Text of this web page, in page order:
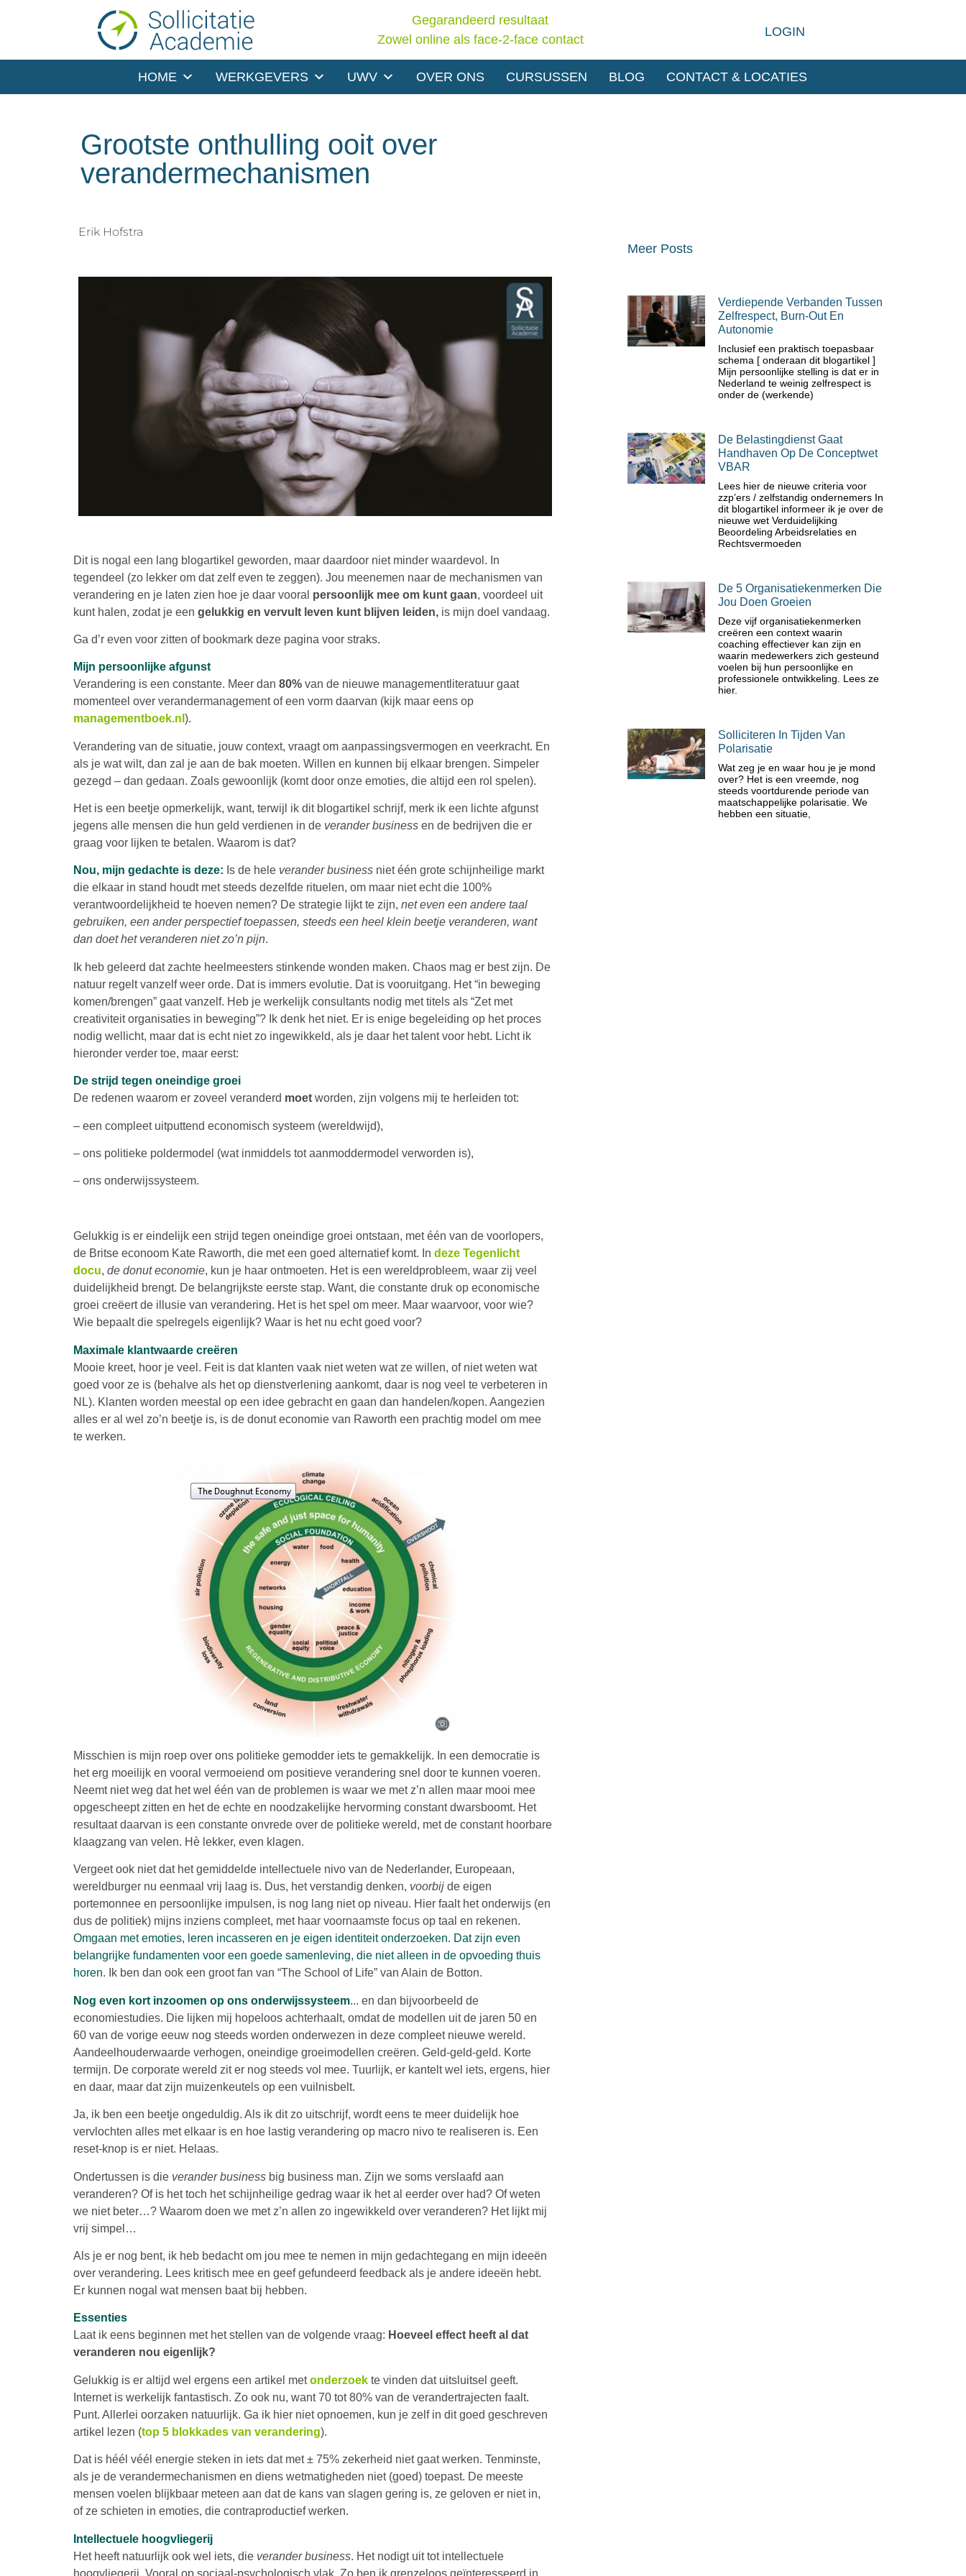
Gegarandeerd resultaat
Zowel online als face-2-face contact
LOGIN
HOME WERKGEVERS UWV OVER ONS CURSUSSEN BLOG CONTACT & LOCATIES
Grootste onthulling ooit over
verandermechanismen
Erik Hofstra
Dit is nogal een lang blogartikel geworden, maar daardoor niet minder waardevol. In
tegendeel (zo lekker om dat zelf even te zeggen). Jou meenemen naar de mechanismen van
verandering en je laten zien hoe je daar vooral persoonlijk mee om kunt gaan, voordeel uit
kunt halen, zodat je een gelukkig en vervult leven kunt blijven leiden, is mijn doel vandaag.
Ga d’r even voor zitten of bookmark deze pagina voor straks.
Mijn persoonlijke afgunst
Verandering is een constante. Meer dan 80% van de nieuwe managementliteratuur gaat
momenteel over verandermanagement of een vorm daarvan (kijk maar eens op
managementboek.nl ).
Verandering van de situatie, jouw context, vraagt om aanpassingsvermogen en veerkracht. En
als je wat wilt, dan zal je aan de bak moeten. Willen en kunnen bij elkaar brengen. Simpeler
gezegd – dan gedaan. Zoals gewoonlijk (komt door onze emoties, die altijd een rol spelen).
Het is een beetje opmerkelijk, want, terwijl ik dit blogartikel schrijf, merk ik een lichte afgunst
jegens alle mensen die hun geld verdienen in de verander business en de bedrijven die er
graag voor lijken te betalen. Waarom is dat?
Nou, mijn gedachte is deze: Is de hele verander business niet één grote schijnheilige markt
die elkaar in stand houdt met steeds dezelfde rituelen, om maar niet echt die 100%
verantwoordelijkheid te hoeven nemen? De strategie lijkt te zijn, net even een andere taal
gebruiken, een ander perspectief toepassen, steeds een heel klein beetje veranderen, want
dan doet het veranderen niet zo’n pijn.
Ik heb geleerd dat zachte heelmeesters stinkende wonden maken. Chaos mag er best zijn. De
natuur regelt vanzelf weer orde. Dat is immers evolutie. Dat is vooruitgang. Het “in beweging
komen/brengen” gaat vanzelf. Heb je werkelijk consultants nodig met titels als “Zet met
creativiteit organisaties in beweging”? Ik denk het niet. Er is enige begeleiding op het proces
nodig wellicht, maar dat is echt niet zo ingewikkeld, als je daar het talent voor hebt. Licht ik
hieronder verder toe, maar eerst:
De strijd tegen oneindige groei
De redenen waarom er zoveel veranderd moet worden, zijn volgens mij te herleiden tot:
– een compleet uitputtend economisch systeem (wereldwijd),
– ons politieke poldermodel (wat inmiddels tot aanmoddermodel verworden is),
– ons onderwijssysteem.
Gelukkig is er eindelijk een strijd tegen oneindige groei ontstaan, met één van de voorlopers,
de Britse econoom Kate Raworth, die met een goed alternatief komt. In deze Tegenlicht
docu, de donut economie, kun je haar ontmoeten. Het is een wereldprobleem, waar zij veel
duidelijkheid brengt. De belangrijkste eerste stap. Want, die constante druk op economische
groei creëert de illusie van verandering. Het is het spel om meer. Maar waarvoor, voor wie?
Wie bepaalt die spelregels eigenlijk? Waar is het nu echt goed voor?
Maximale klantwaarde creëren
Mooie kreet, hoor je veel. Feit is dat klanten vaak niet weten wat ze willen, of niet weten wat
goed voor ze is (behalve als het op dienstverlening aankomt, daar is nog veel te verbeteren in
NL). Klanten worden meestal op een idee gebracht en gaan dan handelen/kopen. Aangezien
alles er al wel zo’n beetje is, is de donut economie van Raworth een prachtig model om mee
te werken.
Misschien is mijn roep over ons politieke gemodder iets te gemakkelijk. In een democratie is
het erg moeilijk en vooral vermoeiend om positieve verandering snel door te kunnen voeren.
Neemt niet weg dat het wel één van de problemen is waar we met z’n allen maar mooi mee
opgescheept zitten en het de echte en noodzakelijke hervorming constant dwarsboomt. Het
resultaat daarvan is een constante onvrede over de politieke wereld, met de constant hoorbare
klaagzang van velen. Hè lekker, even klagen.
Vergeet ook niet dat het gemiddelde intellectuele nivo van de Nederlander, Europeaan,
wereldburger nu eenmaal vrij laag is. Dus, het verstandig denken, voorbij de eigen
portemonnee en persoonlijke impulsen, is nog lang niet op niveau. Hier faalt het onderwijs (en
dus de politiek) mijns inziens compleet, met haar voornaamste focus op taal en rekenen.
Omgaan met emoties, leren incasseren en je eigen identiteit onderzoeken. Dat zijn even
belangrijke fundamenten voor een goede samenleving, die niet alleen in de opvoeding thuis
horen. Ik ben dan ook een groot fan van “The School of Life” van Alain de Botton.
Nog even kort inzoomen op ons onderwijssysteem... en dan bijvoorbeeld de
economiestudies. Die lijken mij hopeloos achterhaalt, omdat de modellen uit de jaren 50 en
60 van de vorige eeuw nog steeds worden onderwezen in deze compleet nieuwe wereld.
Aandeelhouderwaarde verhogen, oneindige groeimodellen creëren. Geld-geld-geld. Korte
termijn. De corporate wereld zit er nog steeds vol mee. Tuurlijk, er kantelt wel iets, ergens, hier
en daar, maar dat zijn muizenkeutels op een vuilnisbelt.
Ja, ik ben een beetje ongeduldig. Als ik dit zo uitschrijf, wordt eens te meer duidelijk hoe
vervlochten alles met elkaar is en hoe lastig verandering op macro nivo te realiseren is. Een
reset-knop is er niet. Helaas.
Ondertussen is die verander business big business man. Zijn we soms verslaafd aan
veranderen? Of is het toch het schijnheilige gedrag waar ik het al eerder over had? Of weten
we niet beter…? Waarom doen we met z’n allen zo ingewikkeld over veranderen? Het lijkt mij
vrij simpel…
Als je er nog bent, ik heb bedacht om jou mee te nemen in mijn gedachtegang en mijn ideeën
over verandering. Lees kritisch mee en geef gefundeerd feedback als je andere ideeën hebt.
Er kunnen nogal wat mensen baat bij hebben.
Essenties
Laat ik eens beginnen met het stellen van de volgende vraag: Hoeveel effect heeft al dat
veranderen nou eigenlijk?
Gelukkig is er altijd wel ergens een artikel metonderzoek te vinden dat uitsluitsel geeft.
Internet is werkelijk fantastisch. Zo ook nu, want 70 tot 80% van de verandertrajecten faalt.
Punt. Allerlei oorzaken natuurlijk. Ga ik hier niet opnoemen, kun je zelf in dit goed geschreven
artikel lezen (top 5 blokkades van verandering).
Dat is héél véél energie steken in iets dat met ± 75% zekerheid niet gaat werken. Tenminste,
als je de verandermechanismen en diens wetmatigheden niet (goed) toepast. De meeste
mensen voelen blijkbaar meteen aan dat de kans van slagen gering is, ze geloven er niet in,
of ze schieten in emoties, die contraproductief werken.
Intellectuele hoogvliegerij
Het heeft natuurlijk ook wel iets, die verander business. Het nodigt uit tot intellectuele
hoogvliegerij. Vooral op sociaal-psychologisch vlak. Zo ben ik grenzeloos geïnteresseerd in
Meer Posts
Verdiepende Verbanden Tussen
Zelfrespect, Burn-Out En
Autonomie
Inclusief een praktisch toepasbaar
schema [ onderaan dit blogartikel ]
Mijn persoonlijke stelling is dat er in
Nederland te weinig zelfrespect is
onder de (werkende)
De Belastingdienst Gaat
Handhaven Op De Conceptwet
VBAR
Lees hier de nieuwe criteria voor
zzp’ers / zelfstandig ondernemers In
dit blogartikel informeer ik je over de
nieuwe wet Verduidelijking
Beoordeling Arbeidsrelaties en
Rechtsvermoeden
De 5 Organisatiekenmerken Die
Jou Doen Groeien
Deze vijf organisatiekenmerken
creëren een context waarin
coaching effectiever kan zijn en
waarin medewerkers zich gesteund
voelen bij hun persoonlijke en
professionele ontwikkeling. Lees ze
hier.
Solliciteren In Tijden Van
Polarisatie
Wat zeg je en waar hou je je mond
over? Het is een vreemde, nog
steeds voortdurende periode van
maatschappelijke polarisatie. We
hebben een situatie,